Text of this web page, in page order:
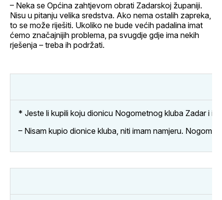
– Neka se Općina zahtjevom obrati Zadarskoj županiji.
Nisu u pitanju velika sredstva. Ako nema ostalih zapreka,
to se može riješiti. Ukoliko ne bude većih padalina imat
ćemo značajnijih problema, pa svugdje gdje ima nekih
rješenja – treba ih podržati.
* Jeste li kupili koju dionicu Nogometnog kluba Zadar i
– Nisam kupio dionice kluba, niti imam namjeru.